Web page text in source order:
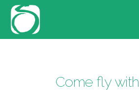
Come fly